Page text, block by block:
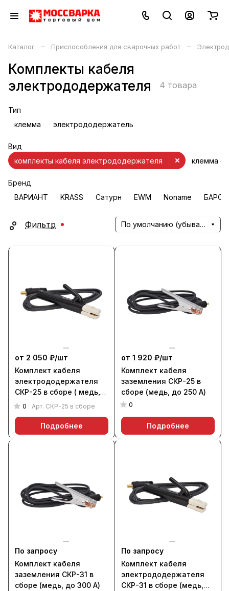
Каталог – Приспособления для сварочных работ –
Комплекты кабеля
электрододержателя
4 товара
Тип
клемма
электрододержатель
Вид
комплекты кабеля электрододержателя
клемма
Бренд
ВАРИАНТ
KRASS Сатурн EWM Noname
Фильтр По умолчанию (убывание)
от 2 050 ₽/шт
Комплект кабеля
электрододержателя
СКР-25 в сборе ( медь,
до 250 А)
0 Арт. СКР-25 в сборе
Подробнее
от 1 920 ₽/шт
Комплект кабеля
заземления СКР-25 в
сборе (медь, до 250 А)
0
Подробнее
По запросу
Комплект кабеля
заземления СКР-31 в
сборе (медь, до 300 А)
По запросу
Комплект кабеля
электрододержателя
СКР-31 в сборе (медь,